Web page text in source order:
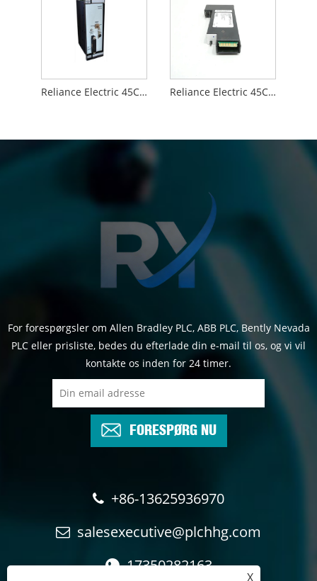
Reliance Electric 45C44 Reliance Electric 45C60
For forespørgsler om Allen Bradley PLC, ABB PLC, Bently Nevada
PLC eller prisliste, bedes du efterlade din e-mail til os, og vi vil
kontakte os inden for 24 timer.
FORESPØRG NU
+86-13625936970
salesexecutive@plchhg.com
17350282163
X